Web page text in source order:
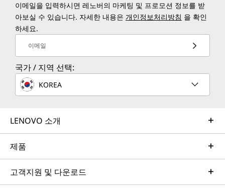
이메일을 입력하시면 레노버의 마케팅 및 프로모션 정보를 받
아보실 수 있습니다. 자세한 내용은 개인정보처리방침 을 확인
하세요.
이메일
국가 / 지역 선택:
KOREA
LENOVO 소개
제품
고객지원 및 다운로드